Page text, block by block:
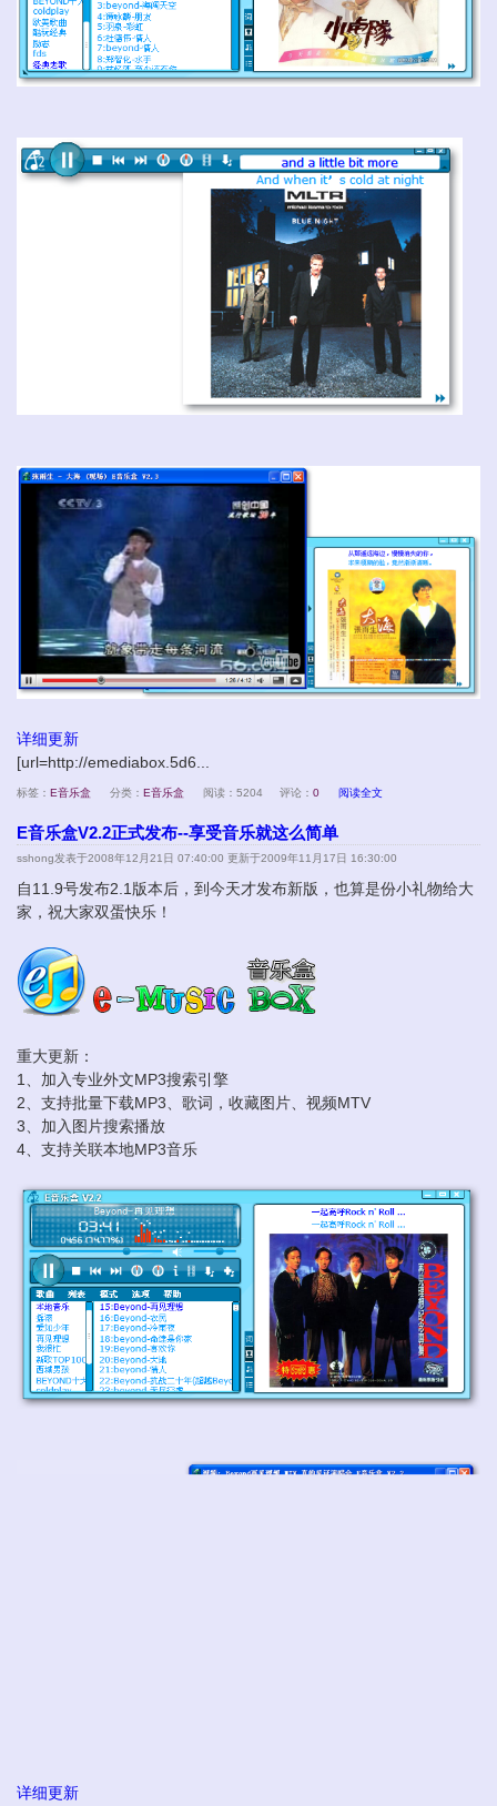
详细更新
[url=http://emediabox.5d6...
标签： E音乐盒 分类： E音乐盒 阅读：5204 评论： 0 阅读全文
E音乐盒V2.2正式发布--享受音乐就这么简单
sshong发表于2008年12月21日 07:40:00 更新于2009年11月17日 16:30:00
自11.9号发布2.1版本后，到今天才发布新版，也算是份小礼物给大
家，祝大家双蛋快乐！
重大更新：
1、加入专业外文MP3搜索引擎
2、支持批量下载MP3、歌词，收藏图片、视频MTV
3、加入图片搜索播放
4、支持关联本地MP3音乐
详细更新